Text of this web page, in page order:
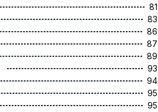
81
83
86
87
89
93
94
95
95